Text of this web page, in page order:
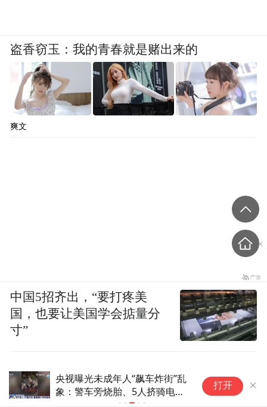
美股异动 | TTM科技(TTMI.US)
大涨逾12% Q2业绩超预期
打开
盗香窃玉：我的青春就是赌出来的
爽文
中国5招齐出，“要打疼美
国，也要让美国学会掂量分
寸”